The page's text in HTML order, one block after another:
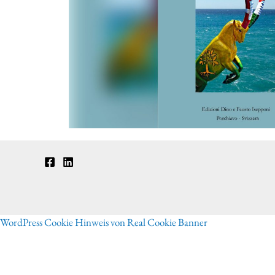
WordPress Cookie Hinweis von Real Cookie Banner